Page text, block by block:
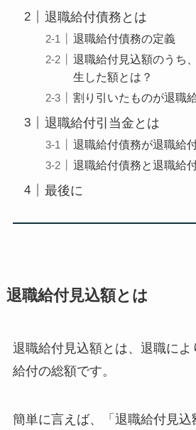
退職給付債務とは
退職給付債務の定義
退職給付見込額のうち
生した額とは？
割り引いたものが退職
退職給付引当金とは
退職給付債務が退職給
退職給付債務と退職給
最後に
退職給付見込額とは
退職給付見込額とは、 退職によ
給付の総額です。
簡単に言えば、 「退職給付見込